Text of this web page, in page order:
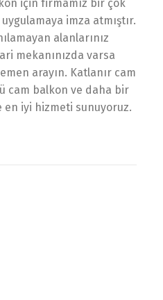
için firmamız bir çok
imza atmıştır.
alanlarınız
mekanınızda varsa
arayın. Katlanır cam
cam balkon ve daha bir
en iyi hizmeti sunuyoruz.